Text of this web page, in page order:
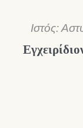
Ιστός: